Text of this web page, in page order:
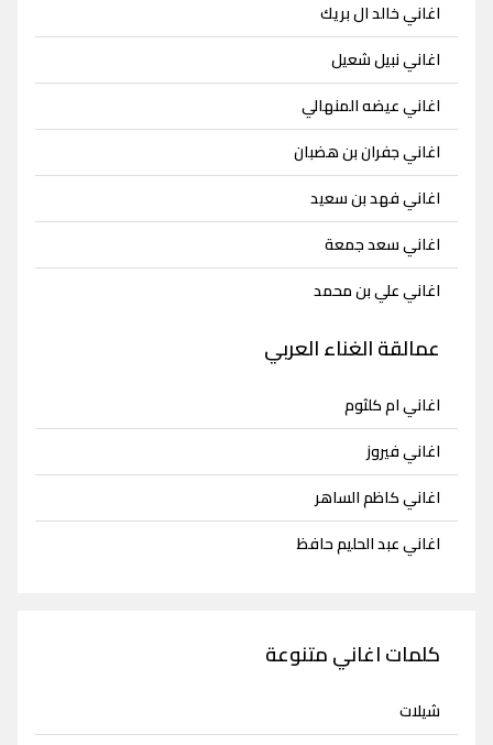
اغاني خالد ال بريك
اغاني نبيل شعيل
اغاني عيضه المنهالي
اغاني جفران بن هضبان
اغاني فهد بن سعيد
اغاني سعد جمعة
اغاني علي بن محمد
عمالقة الغناء العربي
اغاني ام كلثوم
اغاني فيروز
اغاني كاظم الساهر
اغاني عبد الحليم حافظ
كلمات اغاني متنوعة
شيلات